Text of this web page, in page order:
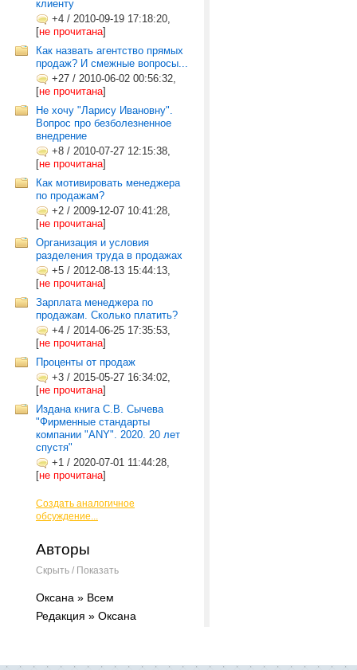
клиенту
+4 / 2010-09-19 17:18:20,
[не прочитана]
Как назвать агентство прямых
продаж? И смежные вопросы...
+27 / 2010-06-02 00:56:32,
[не прочитана]
Не хочу "Ларису Ивановну".
Вопрос про безболезненное
внедрение
+8 / 2010-07-27 12:15:38,
[не прочитана]
Как мотивировать менеджера
по продажам?
+2 / 2009-12-07 10:41:28,
[не прочитана]
Организация и условия
разделения труда в продажах
+5 / 2012-08-13 15:44:13,
[не прочитана]
Зарплата менеджера по
продажам. Сколько платить?
+4 / 2014-06-25 17:35:53,
[не прочитана]
Проценты от продаж
+3 / 2015-05-27 16:34:02,
[не прочитана]
Издана книга С.В. Сычева
"Фирменные стандарты
компании "ANY". 2020. 20 лет
спустя"
+1 / 2020-07-01 11:44:28,
[не прочитана]
Создать аналогичное
обсуждение...
Авторы
Скрыть / Показать
Оксана » Всем
Редакция » Оксана